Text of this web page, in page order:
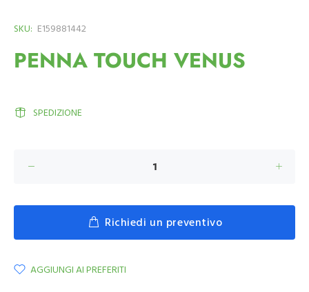
SKU: E159881442
PENNA TOUCH VENUS
SPEDIZIONE
Richiedi un preventivo
AGGIUNGI AI PREFERITI